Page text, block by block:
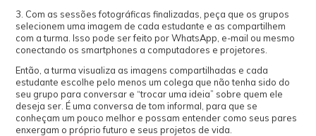
3. Com as sessões fotográficas finalizadas, peça que os grupos
selecionem uma imagem de cada estudante e as compartilhem
com a turma. Isso pode ser feito por WhatsApp, e-mail ou mesmo
conectando os smartphones a computadores e projetores.
Então, a turma visualiza as imagens compartilhadas e cada
estudante escolhe pelo menos um colega que não tenha sido do
seu grupo para conversar e “trocar uma ideia” sobre quem ele
deseja ser. É uma conversa de tom informal, para que se
conheçam um pouco melhor e possam entender como seus pares
enxergam o próprio futuro e seus projetos de vida.